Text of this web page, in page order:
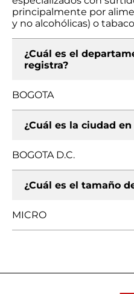
principalmente por
y no alcohólicas) o tabaco
¿Cuál es el
registra?
BOGOTA
¿Cuál es la ciudad
BOGOTA D.C.
¿Cuál es el tamaño
MICRO